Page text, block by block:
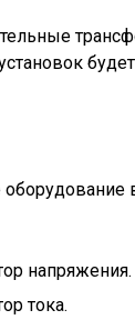
напряжения.
тока.